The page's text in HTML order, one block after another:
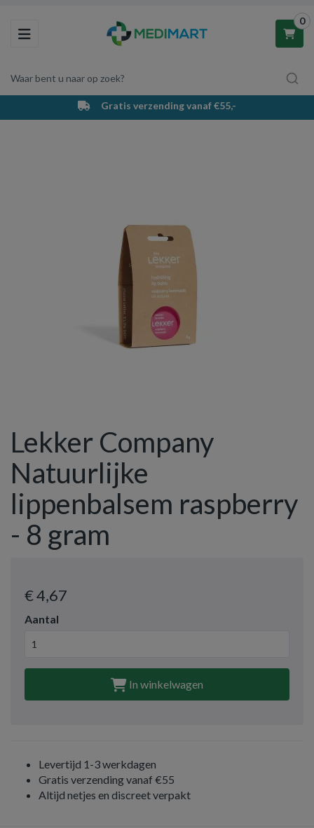
Toggle navigation
Waar bent u naar op zoek?
0
Winkelwagen
Gratis verzending vanaf €55,-
Lekker Company
Natuurlijke
lippenbalsem raspberry
- 8 gram
€ 4,67
Aantal
In winkelwagen
Levertijd 1-3 werkdagen
Gratis verzending vanaf €55
Altijd netjes en discreet verpakt